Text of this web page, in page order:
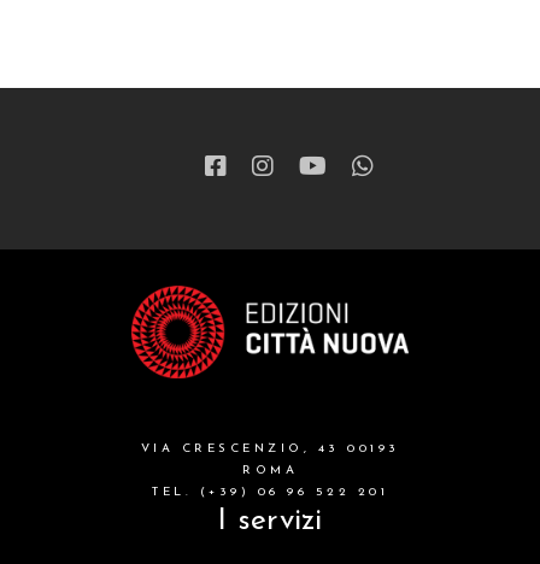
VIA CRESCENZIO, 43 00193
ROMA
TEL. (+39) 06 96 522 201
I servizi